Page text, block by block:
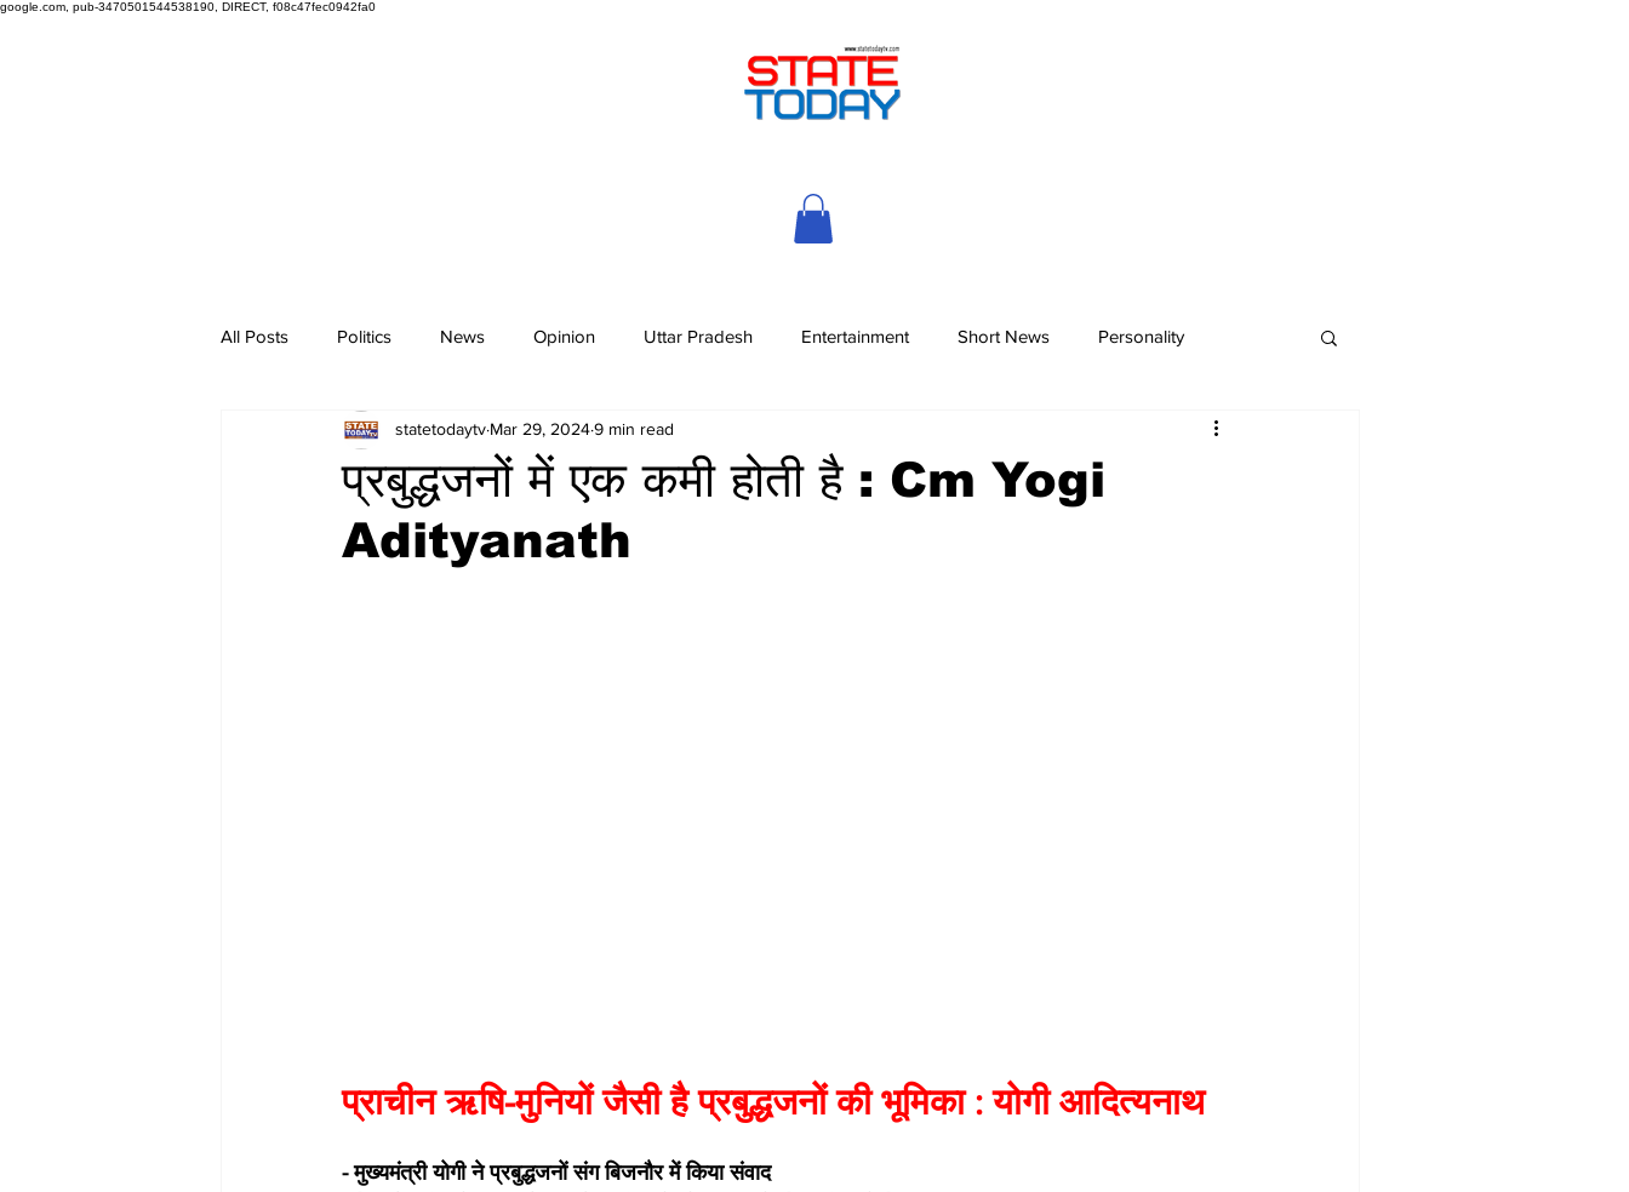
google.com, pub-3470501544538190, DIRECT, f08c47fec0942fa0
All Posts Politics News Opinion Uttar Pradesh Entertainment Short News Personality
प्रबुद्धजनों में एक कमी होती है : Cm Yogi
Adityanath
statetodaytv Mar 29, 20249 min read
प्राचीन ऋषि-मुनियों जैसी है प्रबुद्धजनों की भूमिका : योगी आदित्यनाथ
- मुख्यमंत्री योगी ने प्रबुद्धजनों संग बिजनौर में किया संवाद